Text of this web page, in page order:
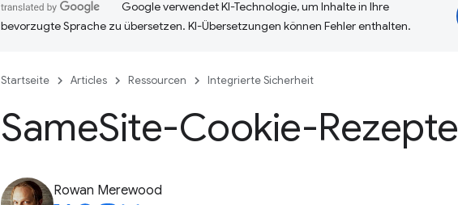
Google verwendet KI-Technologie, um Inhalte in Ihre
bevorzugte Sprache zu übersetzen. KI-Übersetzungen können Fehler enthalten.
Startseite Articles Ressourcen Integrierte Sicherheit
SameSite-Cookie-Rezepte
Rowan Merewood